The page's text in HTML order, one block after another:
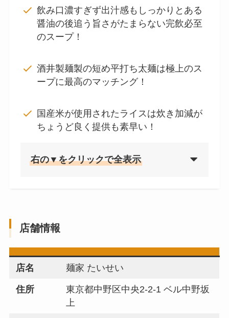
飲み口濃すぎず出汁感もしっかりとある
醤油の後追う旨さがたまらない完飲必至
のスープ！
酒井製麺製の短め平打ち太麺は極上のス
ープに最高のマッチング！
国産米が使用されたライスは炊き加減が
ちょうど良く提供も素早い！
右の▼をクリックで全表示
店舗情報
店名 麺家 たいせい
住所
東京都中野区中央2-2-1 ベル中野坂
上